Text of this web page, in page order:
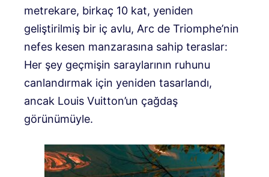
metrekare, birkaç 10 kat, yeniden
geliştirilmiş bir iç avlu, Arc de Triomphe’nin
nefes kesen manzarasına sahip teraslar:
Her şey geçmişin saraylarının ruhunu
canlandırmak için yeniden tasarlandı,
ancak Louis Vuitton’un çağdaş
görünümüyle.